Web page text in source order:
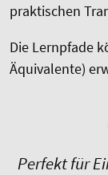
praktischen
Die Lernpfade
Äquivalente)
Perfekt für